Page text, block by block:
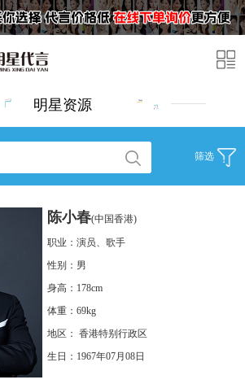
明星资源
筛选
陈小春(中国香港)
职业：演员、歌手
性别：男
身高：178cm
体重：69kg
地区： 香港特别行政区
生日：1967年07月08日